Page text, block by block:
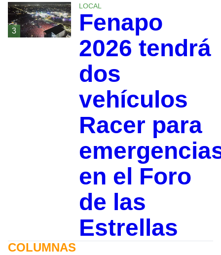
3
LOCAL
Fenapo
2026 tendrá
dos
vehículos
Racer para
en el Foro
de las
Estrellas
COLUMNAS